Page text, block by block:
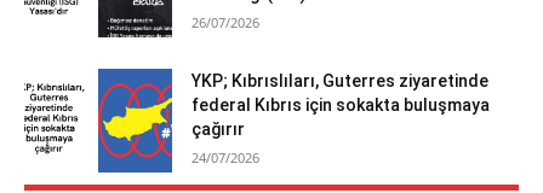
26/07/2026
YKP; Kıbrıslıları, Guterres ziyaretinde
federal Kıbrıs için sokakta buluşmaya
çağırır
24/07/2026